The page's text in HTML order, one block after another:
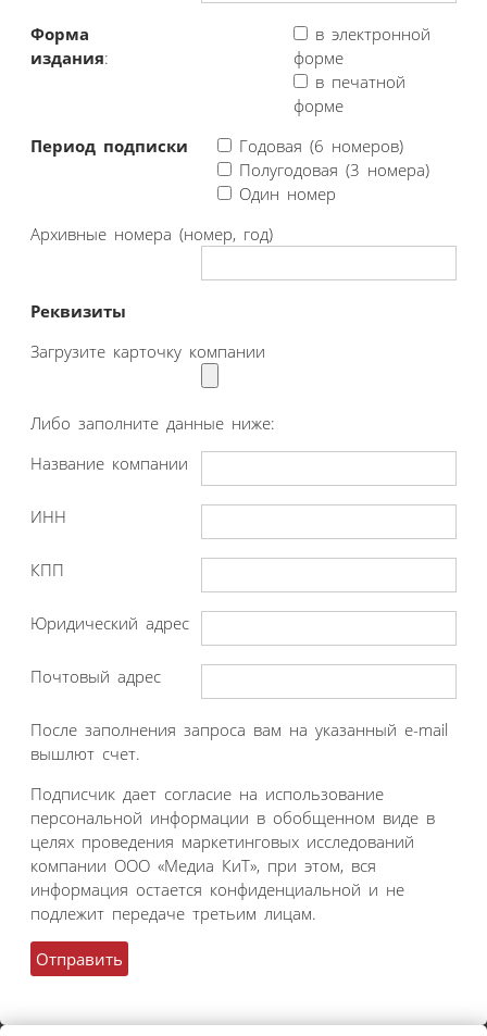
Форма
издания:
в электронной
форме
в печатной
форме
Период подписки
Годовая (6 номеров)
Полугодовая (3 номера)
Один номер
Архивные номера (номер, год)
Реквизиты
Загрузите карточку компании
Либо заполните данные ниже:
Название компании
ИНН
КПП
Юридический адрес
Почтовый адрес
После заполнения запроса вам на указанный e-mail
вышлют счет.
Подписчик дает согласие на использование
персональной информации в обобщенном виде в
целях проведения маркетинговых исследований
компании ООО «Медиа КиТ», при этом, вся
информация остается конфиденциальной и не
подлежит передаче третьим лицам.